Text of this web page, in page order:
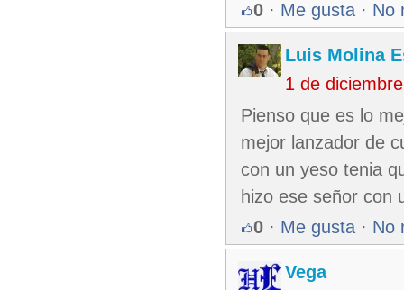
0 · Me gusta · No
Luis Molina
1 de
Pienso que es lo
mejor lanzador de
con un yeso tenia
hizo ese señor con
0 · Me gusta · No
Vega